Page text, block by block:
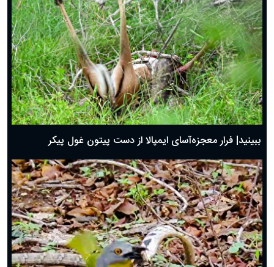
ببینید| فرار معجزه‌آسای ایمپالا از دست پیتون غول پیکر